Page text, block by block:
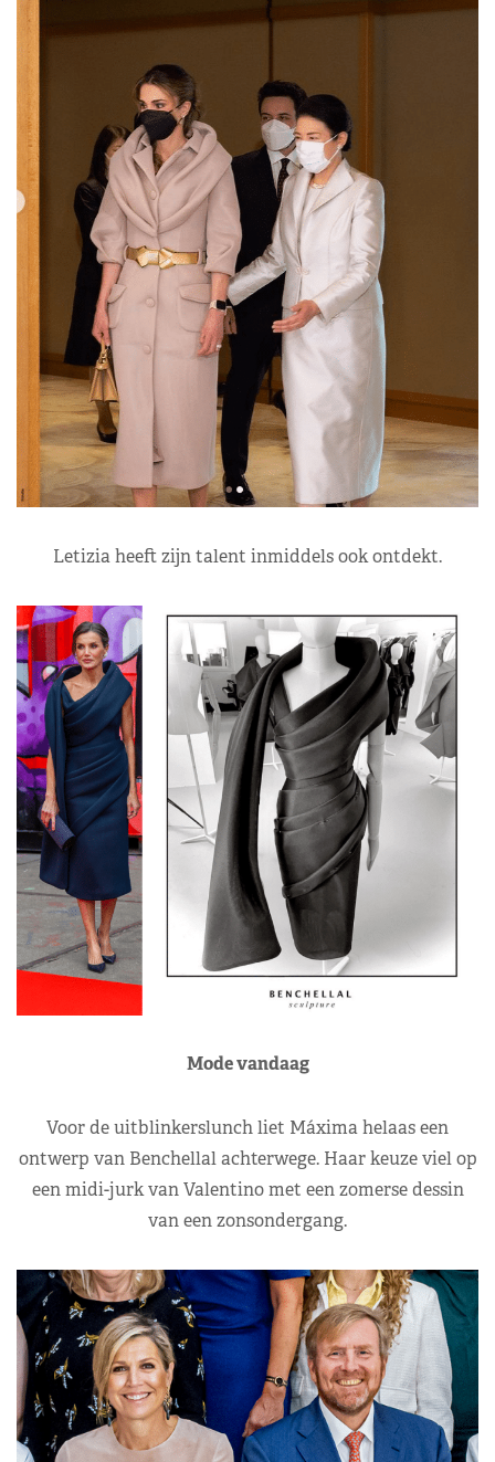
Letizia heeft zijn talent inmiddels ook ontdekt.
Mode vandaag
Voor de uitblinkerslunch liet Máxima helaas een
ontwerp van Benchellal achterwege. Haar keuze viel op
een midi-jurk van Valentino met een zomerse dessin
van een zonsondergang.